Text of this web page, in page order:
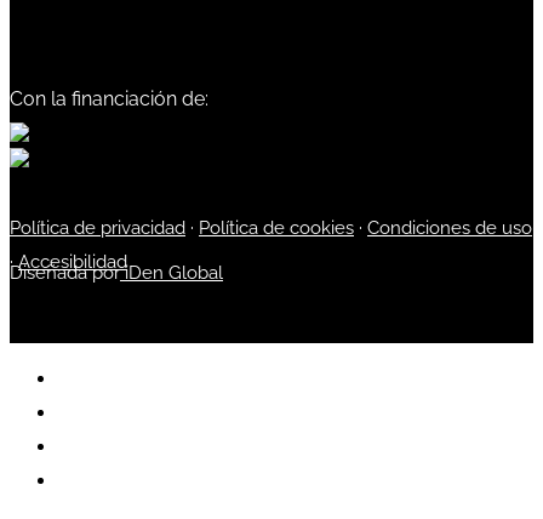
Con la financiación de:
Política de privacidad · Política de cookies · Condiciones de uso
·Accesibilidad
Diseñada poriDen Global